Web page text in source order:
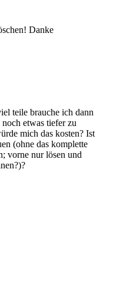
Danke
teile brauche ich dann
etwas tiefer zu
mich das kosten? Ist
(ohne das komplette
vorne nur lösen und